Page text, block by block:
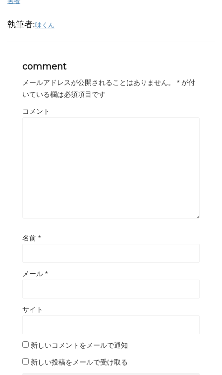
執筆者:味くん
comment
メールアドレスが公開されることはありません。 * が付
いている欄は必須項目です
コメント
名前 *
メール *
サイト
新しいコメントをメールで通知
新しい投稿をメールで受け取る